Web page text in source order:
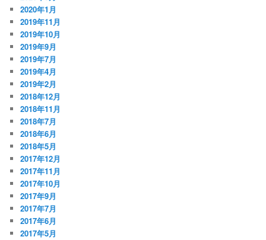
2020年1月
2019年11月
2019年10月
2019年9月
2019年7月
2019年4月
2019年2月
2018年12月
2018年11月
2018年7月
2018年6月
2018年5月
2017年12月
2017年11月
2017年10月
2017年9月
2017年7月
2017年6月
2017年5月